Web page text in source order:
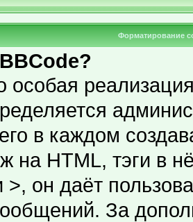
Форматирование
особая
в каждом
на HTML, тэги в
>, он даёт
За